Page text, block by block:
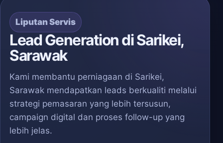
Liputan Servis
Lead Generation di Sarikei,
Sarawak
Kami membantu perniagaan di Sarikei,
Sarawak mendapatkan leads berkualiti melalui
strategi pemasaran yang lebih tersusun,
campaign digital dan proses follow-up yang
lebih jelas.